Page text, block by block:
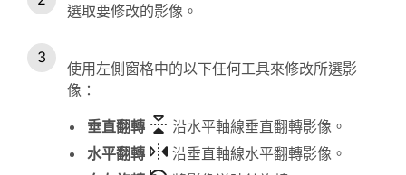
選取要修改的影像。
使用左側窗格中的以下任何工具來修改所選影
像：
垂直翻轉
沿水平軸線垂直翻轉影像。
水平翻轉
沿垂直軸線水平翻轉影像。